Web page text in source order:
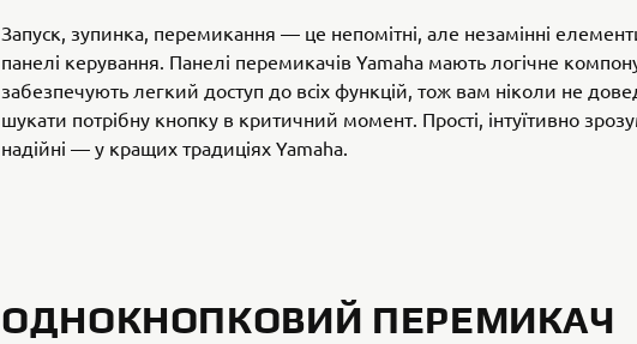
Запуск, зупинка, перемикання — це непомітні, але незамінні
панелі керування. Панелі перемикачів Yamaha мають логічне
забезпечують легкий доступ до всіх функцій, тож вам ніколи не
шукати потрібну кнопку в критичний момент. Прості, інтуїтивно
надійні — у кращих традиціях Yamaha.
ОДНОКНОПКОВИЙ ПЕРЕМИКАЧ